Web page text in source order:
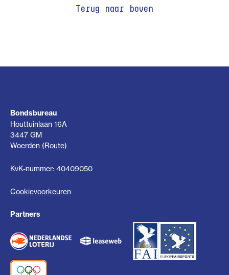
Terug naar boven
Bondsbureau
Houttuinlaan 16A
3447 GM
Woerden (Route)
KvK-nummer: 40409050
Cookievoorkeuren
Partners